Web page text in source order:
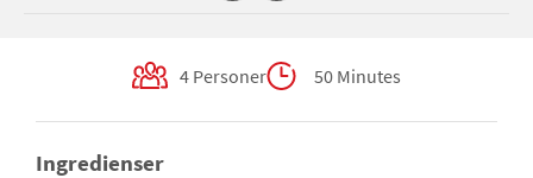
4 Personer 50 Minutes
Ingredienser